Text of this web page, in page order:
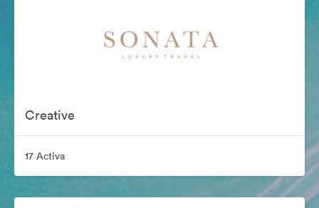
Creative
17 Activa